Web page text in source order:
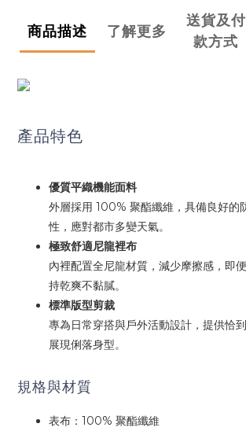
商品描述 了解更多
送貨及付
款方式
產品特色
優質平織機能面料
外層採用 100% 聚酯纖維，具備良好的
性，應對都市多變天氣。
極致舒適尼龍裡布
內裡配置全尼龍材質，減少摩擦感，即
持乾爽不黏膩。
標準版型剪裁
專為日常穿搭與戶外活動設計，提供恰
展現俐落身型。
規格與材質
表布：100% 聚酯纖維